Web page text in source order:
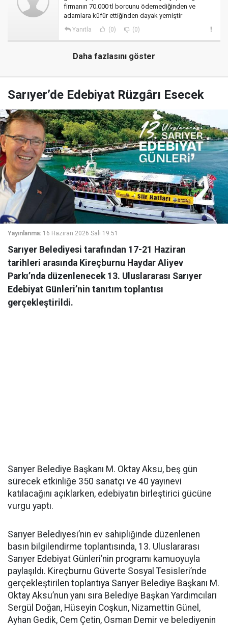
firmanın 70.000 tl borcunu ödemediğinden ve
adamlara küfür ettiğinden dayak yemiştir
Yanıtla (0) (0)
Daha fazlasını göster
Sarıyer’de Edebiyat Rüzgârı Esecek
Yayınlanma: 16 Haziran 2026 Salı 19:51
Sarıyer Belediyesi tarafından 17-21 Haziran
tarihleri arasında Kireçburnu Haydar Aliyev
Parkı’nda düzenlenecek 13. Uluslararası Sarıyer
Edebiyat Günleri’nin tanıtım toplantısı
gerçekleştirildi.
Sarıyer Belediye Başkanı M. Oktay Aksu, beş gün
sürecek etkinliğe 350 sanatçı ve 40 yayınevi
katılacağını açıklarken, edebiyatın birleştirici gücüne
vurgu yaptı.
Sarıyer Belediyesi’nin ev sahipliğinde düzenlenen
basın bilgilendirme toplantısında, 13. Uluslararası
Sarıyer Edebiyat Günleri’nin programı kamuoyuyla
paylaşıldı. Kireçburnu Güverte Sosyal Tesisleri’nde
gerçekleştirilen toplantıya Sarıyer Belediye Başkanı M.
Oktay Aksu’nun yanı sıra Belediye Başkan Yardımcıları
Sergül Doğan, Hüseyin Coşkun, Nizamettin Günel,
Ayhan Gedik, Cem Çetin, Osman Demir ve belediyenin